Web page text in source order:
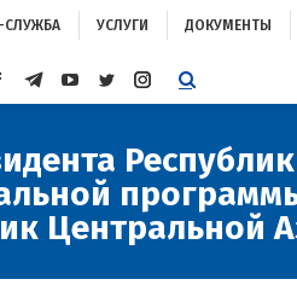
СЛУЖБА УСЛУГИ ДОКУМЕНТЫ
СТРАНИЦА
В
НОВОМ
ОКНЕ
СТРАНИЦА
В
НОВОМ
ОКНЕ
СТРАНИЦА
В
НОВОМ
ОКНЕ
СТРАНИЦА
В
НОВОМ
ОКНЕ
Центральной